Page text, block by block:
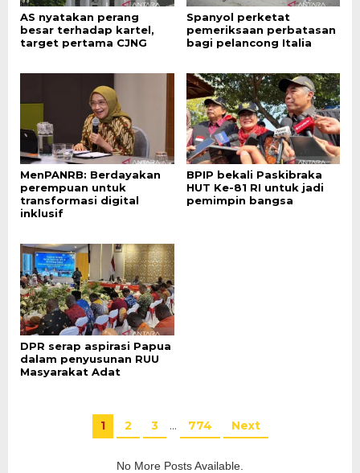
AS nyatakan perang
besar terhadap kartel,
target pertama CJNG
Spanyol perketat
pemeriksaan perbatasan
bagi pelancong Italia
MenPANRB: Berdayakan
perempuan untuk
transformasi digital
inklusif
BPIP bekali Paskibraka
HUT Ke-81 RI untuk jadi
pemimpin bangsa
DPR serap aspirasi Papua
dalam penyusunan RUU
Masyarakat Adat
1 2 3 … 774 Next
No More Posts Available.